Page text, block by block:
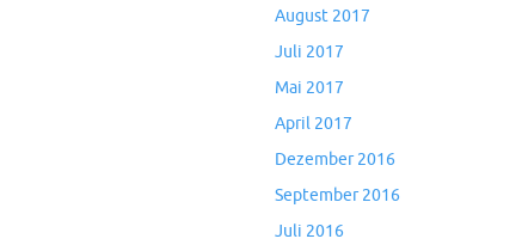
August 2017
Juli 2017
Mai 2017
April 2017
Dezember 2016
September 2016
Juli 2016